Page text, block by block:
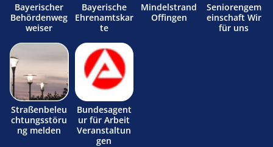
Bayerischer
Behördenweg
weiser
Bayerische
Ehrenamtskar
te
Mindelstrand
Offingen
Seniorengem
einschaft Wir
für uns
Straßenbeleu
chtungsstöru
ng melden
Bundesagent
ur für Arbeit
Veranstaltun
gen